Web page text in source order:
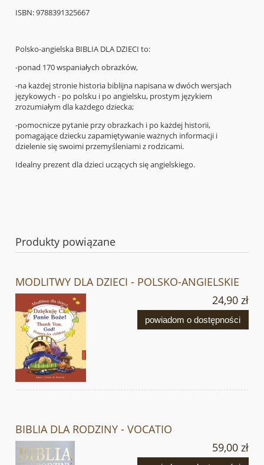
ISBN: 9788391325667
Polsko-angielska BIBLIA DLA DZIECI to:
-ponad 170 wspaniałych obrazków,
-na każdej stronie historia biblijna napisana w dwóch wersjach
językowych - po polsku i po angielsku, prostym językiem
zrozumiałym dla każdego dziecka;
-pomocnicze pytanie przy obrazkach i po każdej historii,
pomagające dziecku zapamiętywanie ważnych informacji i
dzielenie się swoimi przemyśleniami z rodzicami.
Idealny prezent dla dzieci uczących się angielskiego.
Produkty powiązane
MODLITWY DLA DZIECI - POLSKO-ANGIELSKIE
24,90 zł
powiadom o dostępności
BIBLIA DLA RODZINY - VOCATIO
59,00 zł